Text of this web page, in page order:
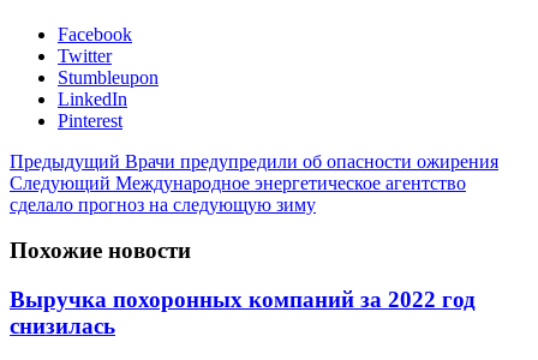
Facebook
Twitter
Stumbleupon
LinkedIn
Pinterest
Предыдущий Врачи предупредили об опасности ожирения
Следующий Международное энергетическое агентство
сделало прогноз на следующую зиму
Похожие новости
Выручка похоронных компаний за 2022 год
снизилась